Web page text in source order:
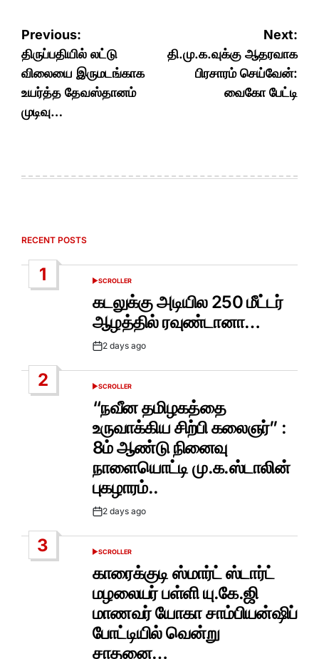
Post
navigation
Previous:
திருப்பதியில் லட்டு
விலையை இருமடங்காக
உயர்த்த தேவஸ்தானம்
முடிவு…
Next:
தி.மு.க.வுக்கு ஆதரவாக
பிரசாரம் செய்வேன்:
வைகோ பேட்டி
RECENT POSTS
1
POSTED
SCROLLER
கடலுக்கு அடியில 250 மீட்டர்
ஆழத்தில் ரவுண்டானா…
Post2 days ago
2
POSTED
SCROLLER
“நவீன தமிழகத்தை
உருவாக்கிய சிற்பி கலைஞர்” :
8ம் ஆண்டு நினைவு
நாளையொட்டி மு.க.ஸ்டாலின்
புகழாரம்..
Post2 days ago
3
POSTED
SCROLLER
காரைக்குடி ஸ்மார்ட் ஸ்டார்ட்
மழலையர் பள்ளி யு.கே.ஜி
மாணவர் யோகா சாம்பியன்ஷிப்
போட்டியில் வென்று
சாதனை…